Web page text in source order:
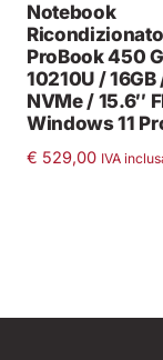
Notebook
ProBook 450
10210U / 16GB
NVMe / 15.6″
Windows 11
€ 529,00 IVA